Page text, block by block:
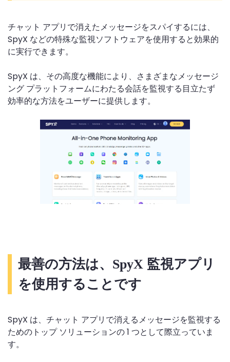
チャット アプリで消えたメッセージをスパイするには、
SpyX などの特殊な監視ソフトウェアを使用すると効果的
に実行できます。
SpyX は、その高度な機能により、さまざまなメッセージ
ング プラットフォームにわたる会話を監視する目立たず
効率的な方法をユーザーに提供します。
最善の方法は、SpyX 監視アプリ
を使用することです
SpyX は、チャット アプリで消えるメッセージを監視する
ためのトップ ソリューションの 1 つとして際立っていま
す。